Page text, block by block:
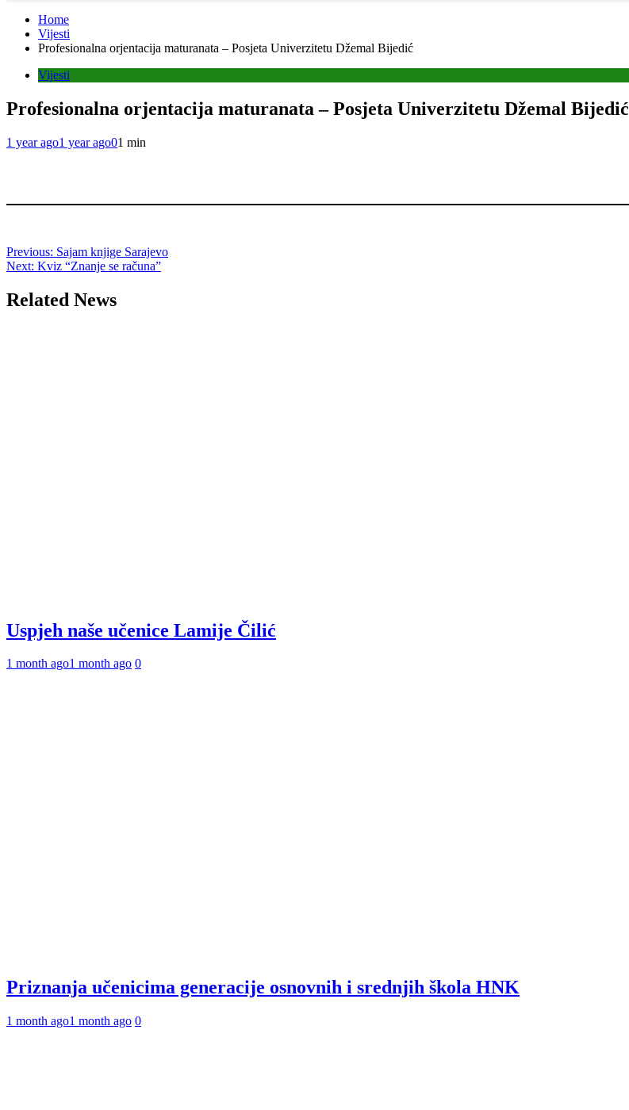
Home
Vijesti
Profesionalna orjentacija maturanata – Posjeta Univerzitetu Džemal Bijedić
Vijesti
Profesionalna orjentacija maturanata – Posjeta Univerzitetu Džemal Bijedić
1 year ago1 year ago01 min
Post
navigation
Previous: Sajam knjige Sarajevo
Next: Kviz “Znanje se računa”
Related News
Uspjeh naše učenice Lamije Čilić
1 month ago1 month ago 0
Priznanja učenicima generacije osnovnih i srednjih škola HNK
1 month ago1 month ago 0